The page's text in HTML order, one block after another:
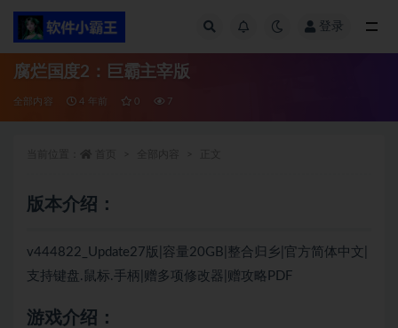
登录
腐烂国度2：巨霸主宰版
全部内容 4 年前 0 7
版本介绍：
v444822_Update27版|容量20GB|整合归乡|官方简体中文|
支持键盘.鼠标.手柄|赠多项修改器|赠攻略PDF
游戏介绍：